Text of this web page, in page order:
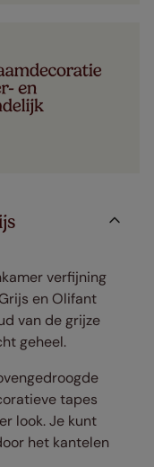
verfijning
en Olifant
van de grijze
geheel.
tapes
look. Je kunt
het kantelen